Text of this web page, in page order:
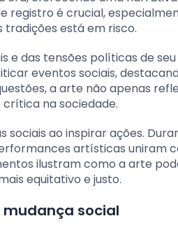
registro é crucial,
tradições está em risco.
e das tensões políticas de
eventos sociais,
a arte não apenas
na sociedade.
ao inspirar ações.
artísticas uniram
ilustram como a arte
equitativo e justo.
social